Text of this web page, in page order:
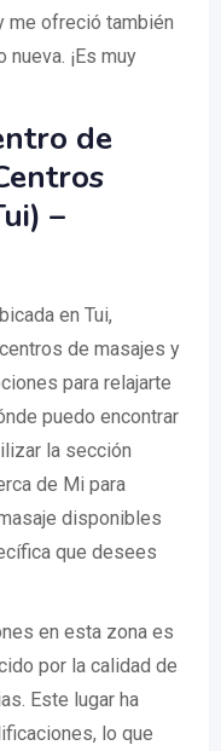
me ofreció también
¡Es muy
de
–
en Tui,
de masajes y
para relajarte
puedo encontrar
la sección
de Mi para
disponibles
que desees
en esta zona es
por la calidad de
Este lugar ha
lo que